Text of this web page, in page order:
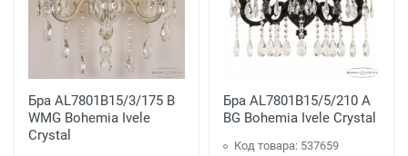
Бра AL7801B15/3/175 B
WMG Bohemia Ivele
Crystal
Бра AL7801B15/5/210 A
BG Bohemia Ivele Crystal
Код товара: 537659